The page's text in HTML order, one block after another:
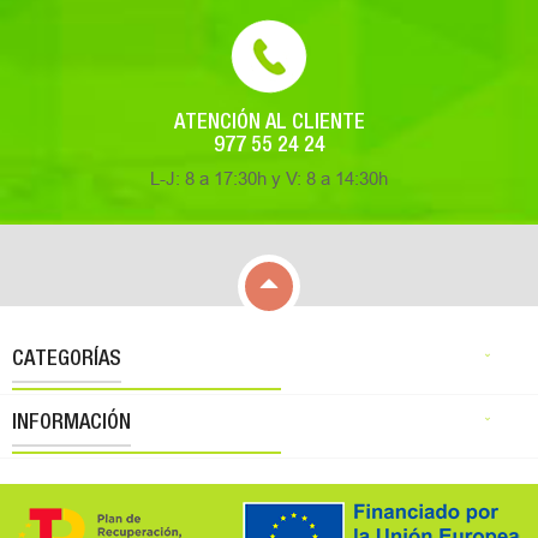
ATENCIÓN AL CLIENTE
977 55 24 24
L-J: 8 a 17:30h y V: 8 a 14:30h

CATEGORÍAS 
INFORMACIÓN 